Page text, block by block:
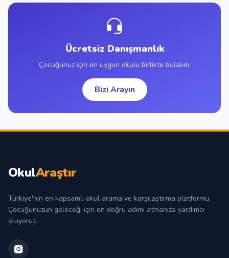
Ücretsiz Danışmanlık
Çocuğunuz için en uygun okulu birlikte bulalım.
Bizi Arayın
OkulAraştır
Türkiye'nin en kapsamlı okul arama ve karşılaştırma platformu.
Çocuğunuzun geleceği için en doğru adımı atmanıza yardımcı
oluyoruz.